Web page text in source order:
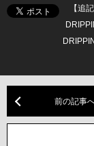
【追
前の記事